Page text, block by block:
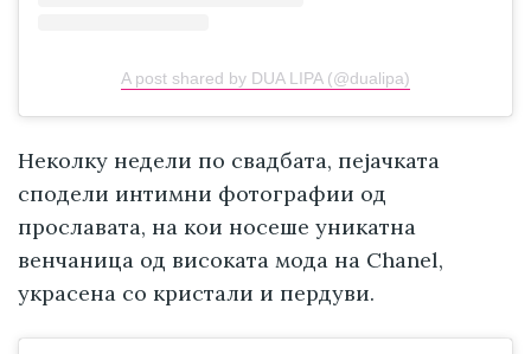
A post shared by DUA LIPA (@dualipa)
Неколку недели по свадбата, пејачката
сподели интимни фотографии од
прославата, на кои носеше уникатна
венчаница од високата мода на Chanel,
украсена со кристали и пердуви.